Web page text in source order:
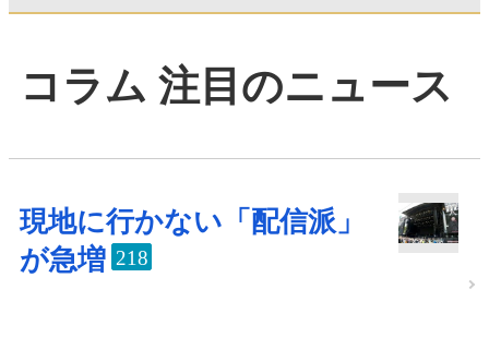
コラム 注目のニュース
現地に行かない「配信派」
が急増 218